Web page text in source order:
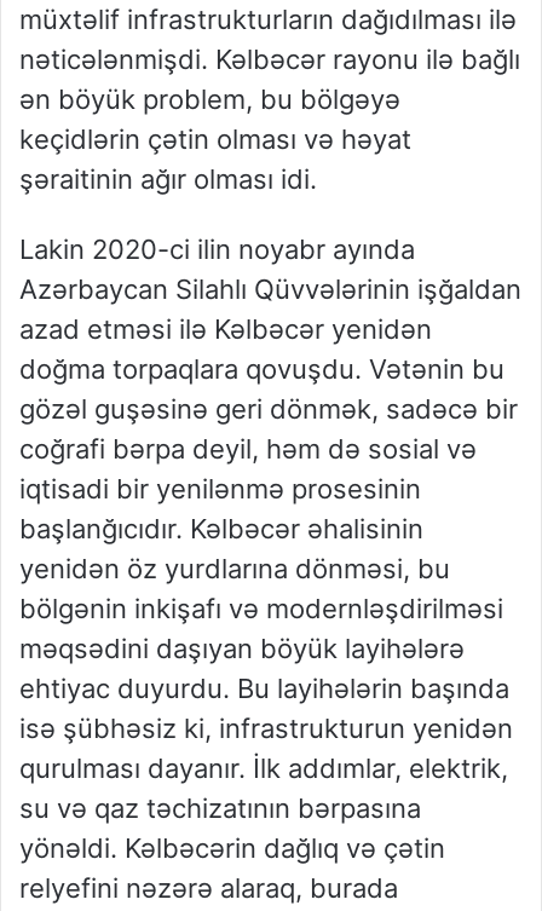
müxtəlif infrastrukturların dağıdılması ilə
nəticələnmişdi. Kəlbəcər rayonu ilə bağlı
ən böyük problem, bu bölgəyə
keçidlərin çətin olması və həyat
şəraitinin ağır olması idi.
Lakin 2020-ci ilin noyabr ayında
Azərbaycan Silahlı Qüvvələrinin işğaldan
azad etməsi ilə Kəlbəcər yenidən
doğma torpaqlara qovuşdu. Vətənin bu
gözəl guşəsinə geri dönmək, sadəcə bir
coğrafi bərpa deyil, həm də sosial və
iqtisadi bir yenilənmə prosesinin
başlanğıcıdır. Kəlbəcər əhalisinin
yenidən öz yurdlarına dönməsi, bu
bölgənin inkişafı və modernləşdirilməsi
məqsədini daşıyan böyük layihələrə
ehtiyac duyurdu. Bu layihələrin başında
isə şübhəsiz ki, infrastrukturun yenidən
qurulması dayanır. İlk addımlar, elektrik,
su və qaz təchizatının bərpasına
yönəldi. Kəlbəcərin dağlıq və çətin
relyefini nəzərə alaraq, burada